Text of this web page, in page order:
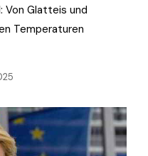
Glatteis und
Temperaturen